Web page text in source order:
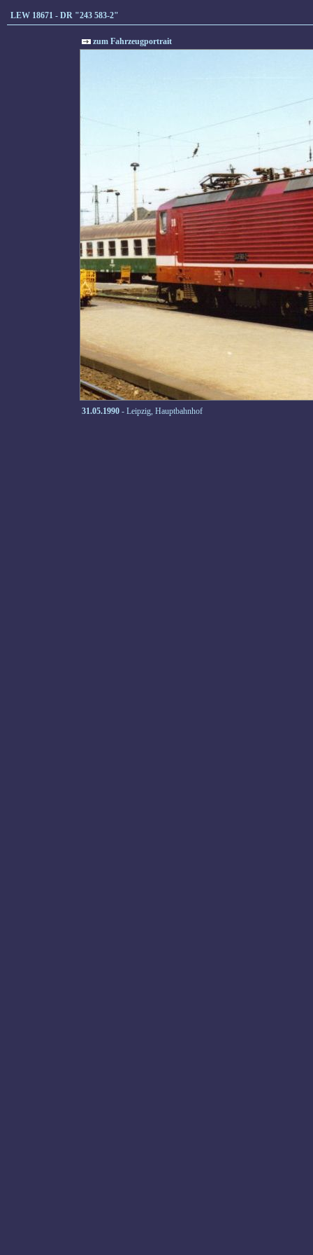
LEW 18671 - DR "243 583-2"
zum Fahrzeugportrait
31.05.1990 - Leipzig, Hauptbahnhof